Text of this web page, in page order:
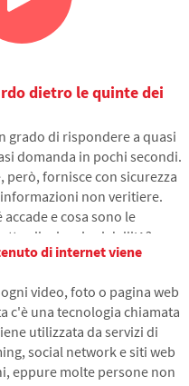
dietro le quinte dei
grado di rispondere a quasi
domanda in pochi secondi.
però, fornisce con sicurezza
non veritiere.
accade e cosa sono le
allucinazioni dell'IA?
spiegheremo come
perché a volte generano
false e come i
cercano di ridurre
questo problema.
di internet viene
video, foto o pagina web
c'è una tecnologia chiamata
utilizzata da servizi di
social network e siti web
eppure molte persone non